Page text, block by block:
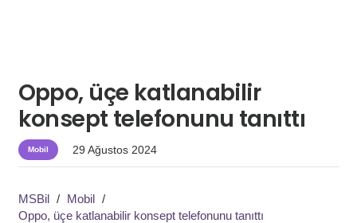
Oppo, üçe katlanabilir
konsept telefonunu tanıttı
Mobil 29 Ağustos 2024
MSBil / Mobil /
Oppo, üçe katlanabilir konsept telefonunu tanıttı